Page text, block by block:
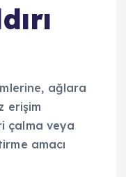
ağlara
erişim
çalma veya
amacı